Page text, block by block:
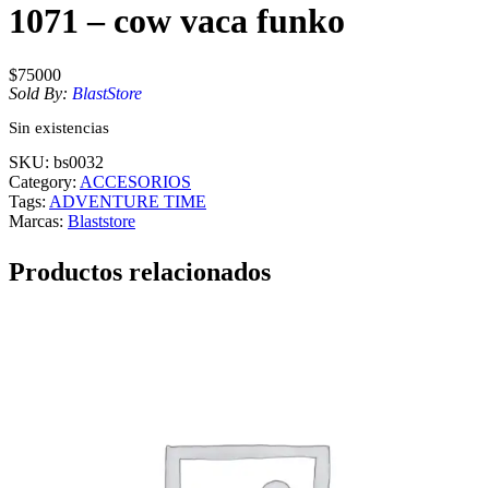
1071 – cow vaca funko
$75000
Sold By: BlastStore
Sin existencias
SKU: bs0032
Category: ACCESORIOS
Tags: ADVENTURE TIME
Marcas: Blaststore
Productos relacionados